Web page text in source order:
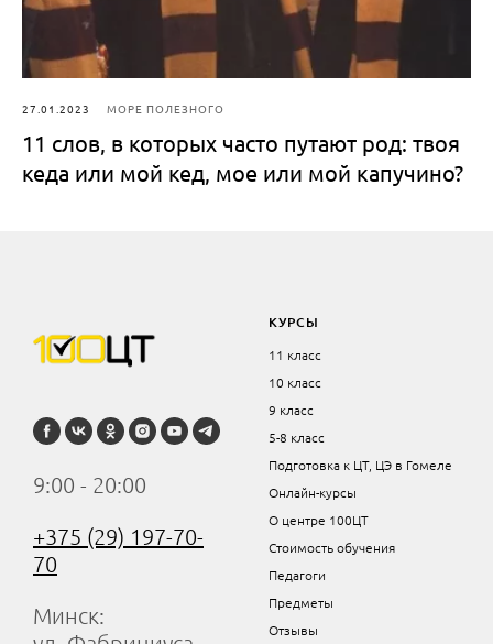
27.01.2023 МОРЕ ПОЛЕЗНОГО
11 слов, в которых часто путают род: твоя
кеда или мой кед, мое или мой капучино?
9:00 - 20:00
+375 (29) 197-70-
70
Минск:
КУРСЫ
11 класс
10 класс
9 класс
5-8 класс
Подготовка к ЦТ, ЦЭ в Гомеле
Онлайн-курсы
О центре 100ЦТ
Стоимость обучения
Педагоги
Предметы
Отзывы